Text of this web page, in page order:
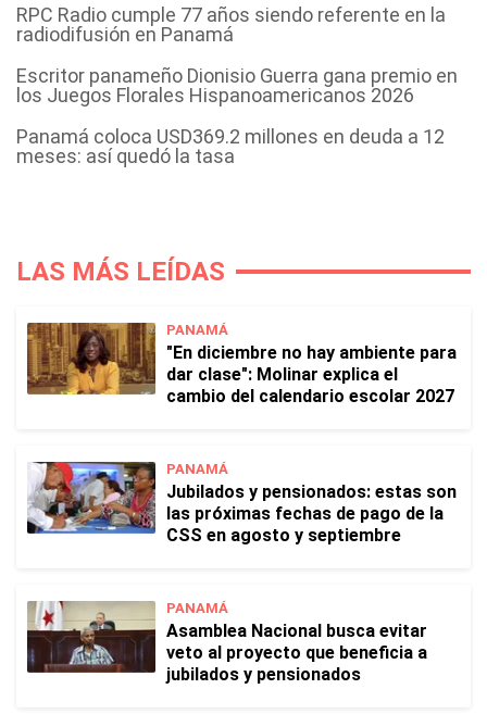
RPC Radio cumple 77 años siendo referente en la
radiodifusión en Panamá
Escritor panameño Dionisio Guerra gana premio en
los Juegos Florales Hispanoamericanos 2026
Panamá coloca USD369.2 millones en deuda a 12
meses: así quedó la tasa
LAS MÁS LEÍDAS
PANAMÁ
"En diciembre no hay ambiente para
dar clase": Molinar explica el
cambio del calendario escolar 2027
PANAMÁ
Jubilados y pensionados: estas son
las próximas fechas de pago de la
CSS en agosto y septiembre
PANAMÁ
Asamblea Nacional busca evitar
veto al proyecto que beneficia a
jubilados y pensionados